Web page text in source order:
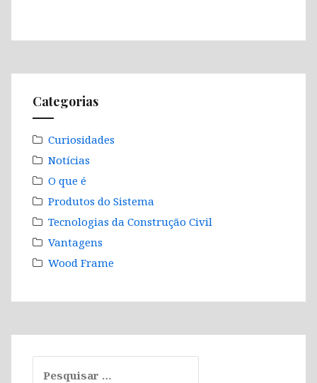
Categorias
Curiosidades
Notícias
O que é
Produtos do Sistema
Tecnologias da Construção Civil
Vantagens
Wood Frame